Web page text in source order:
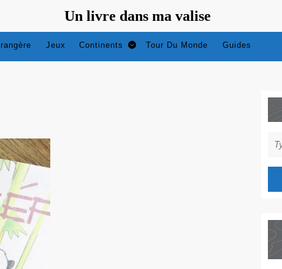
Un livre dans ma valise
Jeux Continents Tour Du Monde Guides
for: